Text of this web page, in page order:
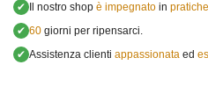
✔
Il nostro shop è impegnato in
✔ 60 giorni per ripensarci.
✔ Assistenza clienti appassionata ed